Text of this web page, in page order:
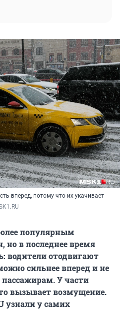
вперед, потому что их укачивает
популярным
но в последнее время
водители отодвигают
сильнее вперед и не
У части
вызывает возмущение.
узнали у самих